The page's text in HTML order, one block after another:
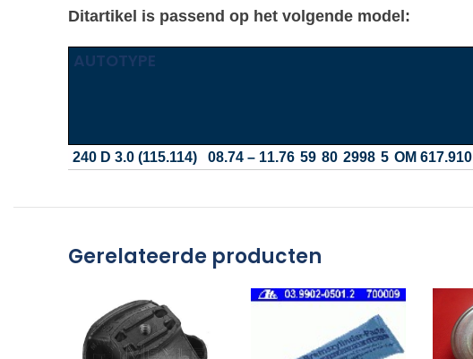
Ditartikel is passend op het volgende model:
AUTOTYPE
240 D 3.0 (115.114) 08.74 – 11.76 59 80 2998 5 OM 617.910
Gerelateerde producten